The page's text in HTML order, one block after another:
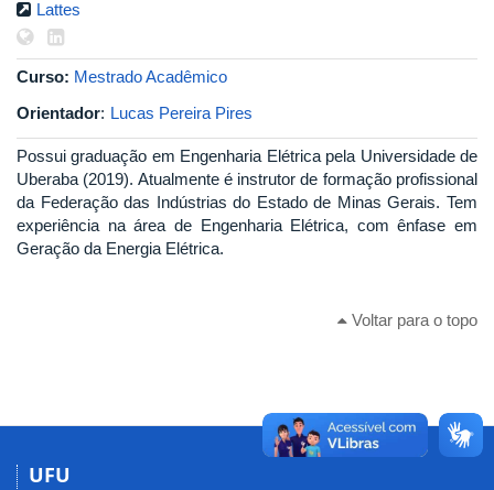
Lattes
Curso: Mestrado Acadêmico
Orientador: Lucas Pereira Pires
Possui graduação em Engenharia Elétrica pela Universidade de
Uberaba (2019). Atualmente é instrutor de formação profissional
da Federação das Indústrias do Estado de Minas Gerais. Tem
experiência na área de Engenharia Elétrica, com ênfase em
Geração da Energia Elétrica.
Voltar para o topo
UFU